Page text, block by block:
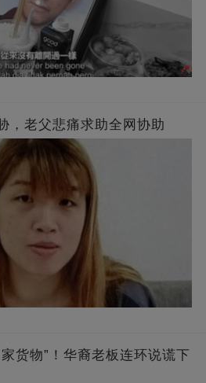
，老父悲痛求助全网协助
货物”！华裔老板连环说谎下